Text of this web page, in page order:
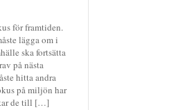
för framtiden.
lägga om i
ska fortsätta
på nästa
hitta andra
på miljön har
de till […]